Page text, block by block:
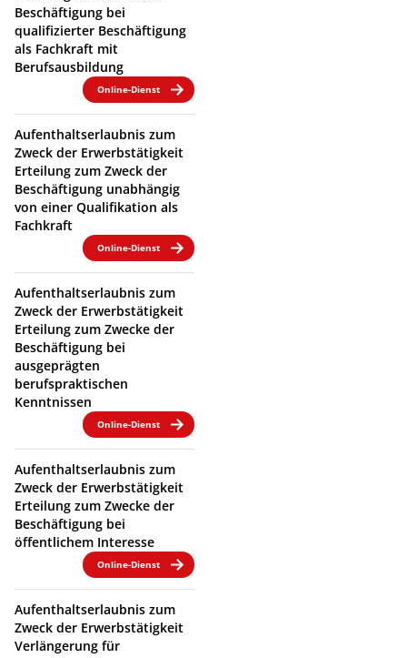
Beschäftigung bei
qualifizierter Beschäftigung
als Fachkraft mit
Berufsausbildung
Online-Dienst
Aufenthaltserlaubnis zum
Zweck der Erwerbstätigkeit
Erteilung zum Zweck der
Beschäftigung unabhängig
von einer Qualifikation als
Fachkraft
Online-Dienst
Aufenthaltserlaubnis zum
Zweck der Erwerbstätigkeit
Erteilung zum Zwecke der
Beschäftigung bei
ausgeprägten
berufspraktischen
Kenntnissen
Online-Dienst
Aufenthaltserlaubnis zum
Zweck der Erwerbstätigkeit
Erteilung zum Zwecke der
Beschäftigung bei
öffentlichem Interesse
Online-Dienst
Aufenthaltserlaubnis zum
Zweck der Erwerbstätigkeit
Verlängerung für